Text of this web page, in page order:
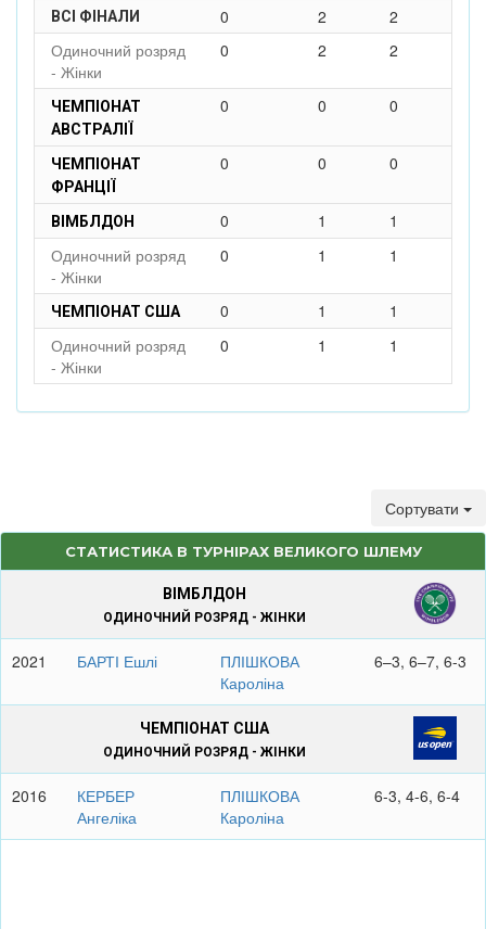
ВСІ ФІНАЛИ 0 2
2
Одиночний розряд
- Жінки
0 2 2
ЧЕМПІОНАТ
АВСТРАЛІЇ
0 0 0
ЧЕМПІОНАТ
ФРАНЦІЇ
0 0 0
ВІМБЛДОН 0 1
1
Одиночний розряд
- Жінки
0 1 1
ЧЕМПІОНАТ США 0 1
1
Одиночний розряд
- Жінки
0 1 1
Сортувати
СТАТИСТИКА В ТУРНІРАХ ВЕЛИКОГО ШЛЕМУ
ВІМБЛДОН
ОДИНОЧНИЙ РОЗРЯД - ЖІНКИ
2021 БАРТІ Ешлі
ПЛІШКОВА
Кароліна
6–3, 6–7, 6-3
ЧЕМПІОНАТ США
ОДИНОЧНИЙ РОЗРЯД - ЖІНКИ
2016
КЕРБЕР
Ангеліка
ПЛІШКОВА
Кароліна
6-3, 4-6, 6-4